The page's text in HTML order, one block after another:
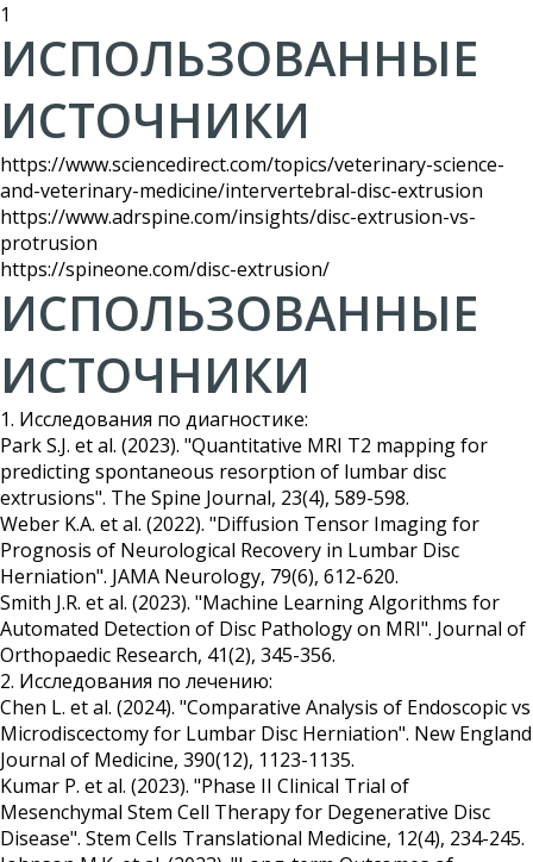
1
ИСПОЛЬЗОВАННЫЕ
ИСТОЧНИКИ
https://www.sciencedirect.com/topics/veterinary-science-
and-veterinary-medicine/intervertebral-disc-extrusion
https://www.adrspine.com/insights/disc-extrusion-vs-
protrusion
https://spineone.com/disc-extrusion/
ИСПОЛЬЗОВАННЫЕ
ИСТОЧНИКИ
1. Исследования по диагностике:
Park S.J. et al. (2023). "Quantitative MRI T2 mapping for
predicting spontaneous resorption of lumbar disc
extrusions". The Spine Journal, 23(4), 589-598.
Weber K.A. et al. (2022). "Diffusion Tensor Imaging for
Prognosis of Neurological Recovery in Lumbar Disc
Herniation". JAMA Neurology, 79(6), 612-620.
Smith J.R. et al. (2023). "Machine Learning Algorithms for
Automated Detection of Disc Pathology on MRI". Journal of
Orthopaedic Research, 41(2), 345-356.
2. Исследования по лечению:
Chen L. et al. (2024). "Comparative Analysis of Endoscopic vs
Microdiscectomy for Lumbar Disc Herniation". New England
Journal of Medicine, 390(12), 1123-1135.
Kumar P. et al. (2023). "Phase II Clinical Trial of
Mesenchymal Stem Cell Therapy for Degenerative Disc
Disease". Stem Cells Translational Medicine, 12(4), 234-245.